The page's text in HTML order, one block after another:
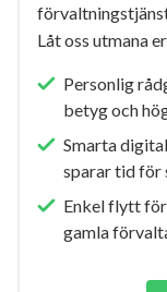
Låt oss utmana
Personlig
betyg och
Smarta
sparar tid för
Enkel flytt
gamla